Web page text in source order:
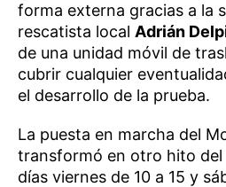
forma externa gracias a la
rescatista local Adrián
de una unidad móvil de
cubrir cualquier
el desarrollo de la prueba.
La puesta en marcha del
transformó en otro hito del
días viernes de 10 a 15 y